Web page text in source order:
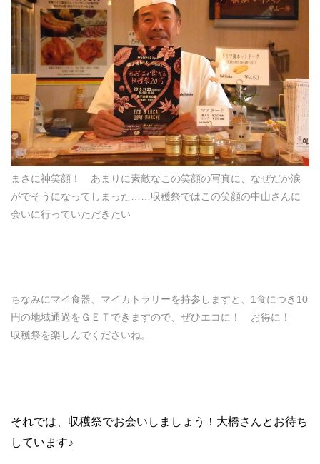
まさに神笑顔！ あまりに素敵なこの笑顔の写真に、なぜだか涙
がでそうになってしまった……収穫祭ではこの笑顔の中山さんに
会いに行っていただきたい
ちなみにマイ食器、マイカトラリーを持参しますと、1食につき10
円の地域通過をＧＥＴできますので、ぜひエコに！ お得に！
収穫祭を楽しんでくださいね。
それでは、収穫祭でお会いしましょう！大橋さんとお待ち
しています♪